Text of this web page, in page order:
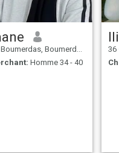
Boumerdas, Boumerdes, Algérie
Homme 34 - 40
36